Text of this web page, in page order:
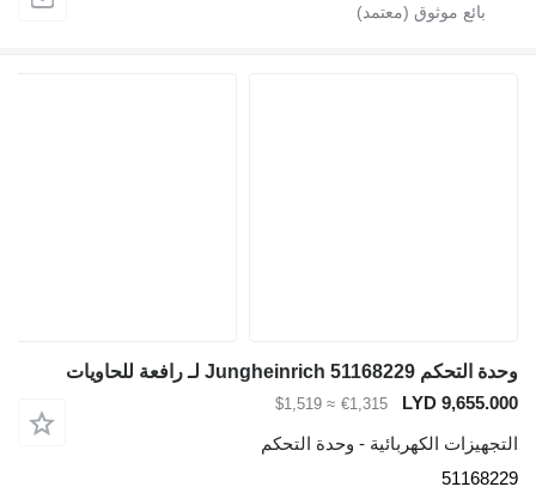
وحدة التحكم Jungheinrich 51168229 لـ رافعة للحاويات
LYD 9,655.000
€1,315
≈ $1,519
التجهيزات الكهربائية - وحدة التحكم
51168229